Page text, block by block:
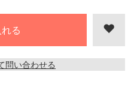
問い合わせる